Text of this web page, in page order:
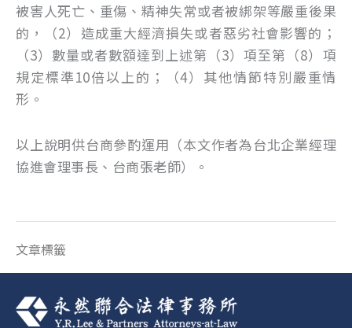
被害人死亡、重傷、精神失常或者被綁架等嚴重後果
的，（2）造成重大經濟損失或者惡劣社會影響的；
（3）數量或者數額達到上述第（3）項至第（8）項
規定標準10倍以上的；（4）其他情節特別嚴重情
形。
以上說明供台商參酌運用（本文作者為台北企業經理
協進會理事長、台商張老師）。
文章標籤